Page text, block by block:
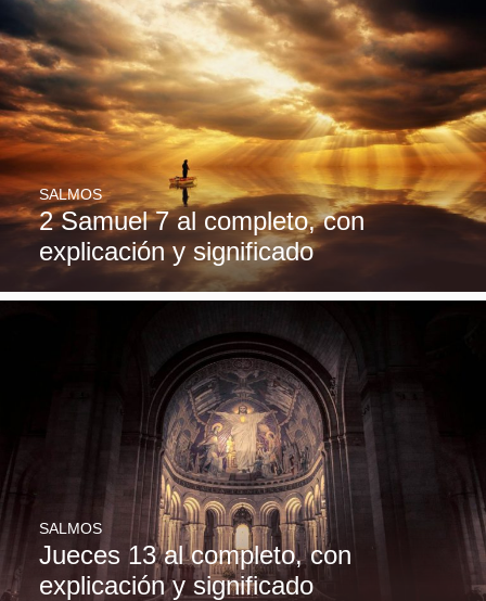
2 Samuel 7 al completo, con
explicación y significado
SALMOS
Jueces 13 al completo, con
explicación y significado
SALMOS